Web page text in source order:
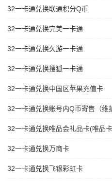
32一卡通兑换联通积分Q币
32一卡通兑换完美一卡通
32一卡通兑换久游一卡通
32一卡通兑换搜狐一卡通
32一卡通兑换中国区苹果充值卡
32一卡通兑换账号内Q币寄售（维
32一卡通兑换唯品会礼品卡(唯品
32一卡通兑换万商卡
32一卡通兑换飞银彩虹卡